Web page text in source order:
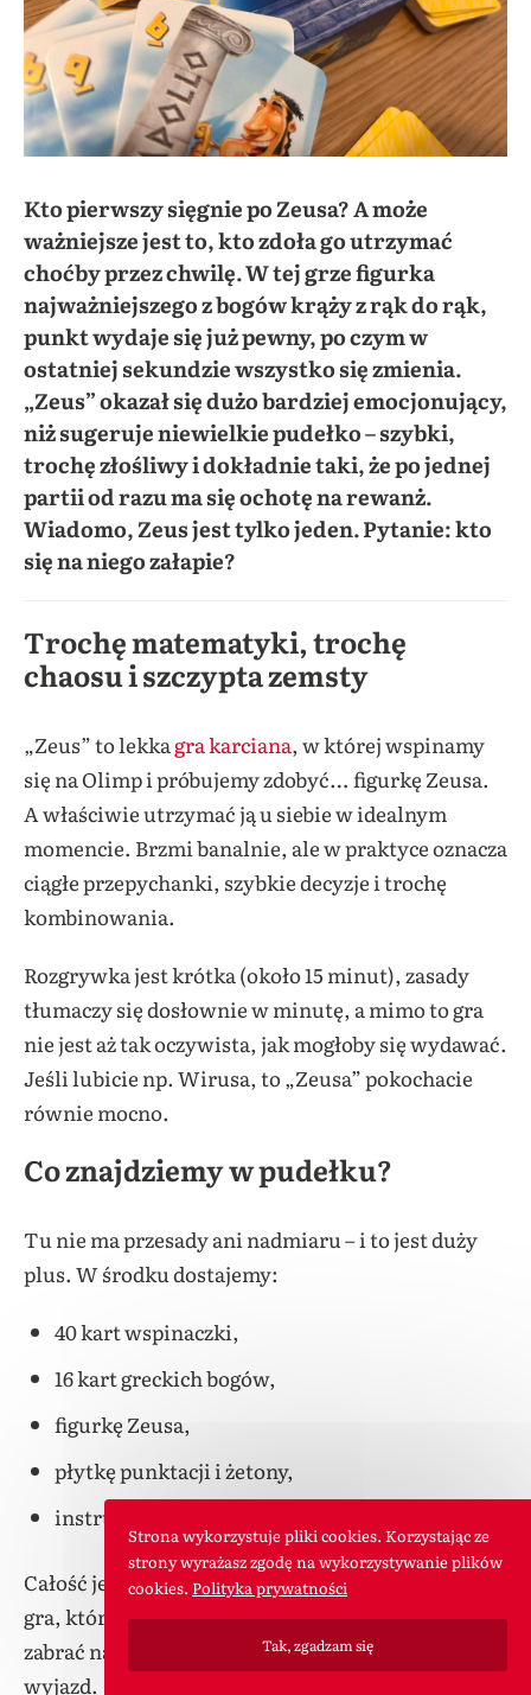
Kto pierwszy sięgnie po Zeusa? A może
ważniejsze jest to, kto zdoła go utrzymać
choćby przez chwilę. W tej grze figurka
najważniejszego z bogów krąży z rąk do rąk,
punkt wydaje się już pewny, po czym w
ostatniej sekundzie wszystko się zmienia.
„Zeus” okazał się dużo bardziej emocjonujący,
niż sugeruje niewielkie pudełko – szybki,
trochę złośliwy i dokładnie taki, że po jednej
partii od razu ma się ochotę na rewanż.
Wiadomo, Zeus jest tylko jeden. Pytanie: kto
się na niego załapie?
Trochę matematyki, trochę
chaosu i szczypta zemsty
„Zeus” to lekkagra karciana, w której wspinamy
się na Olimp i próbujemy zdobyć… figurkę Zeusa.
A właściwie utrzymać ją u siebie w idealnym
momencie. Brzmi banalnie, ale w praktyce oznacza
ciągłe przepychanki, szybkie decyzje i trochę
kombinowania.
Rozgrywka jest krótka (około 15 minut), zasady
tłumaczy się dosłownie w minutę, a mimo to gra
nie jest aż tak oczywista, jak mogłoby się wydawać.
Jeśli lubicie np. Wirusa, to „Zeusa” pokochacie
równie mocno.
Co znajdziemy w pudełku?
Tu nie ma przesady ani nadmiaru – i to jest duży
plus. W środku dostajemy:
40 kart wspinaczki,
16 kart greckich bogów,
figurkę Zeusa,
płytkę punktacji i żetony,
instrukcję .
Całość jest kompaktowa i bardzo „mobilna” – to
gra, którą spokojnie można wrzucić do torby i
zabrać na spotkanie ze znajomymi albo rodzinny
wyjazd.
Strona wykorzystuje pliki cookies. Korzystając ze
strony wyrażasz zgodę na wykorzystywanie plików
cookies. Polityka prywatności
Tak, zgadzam się